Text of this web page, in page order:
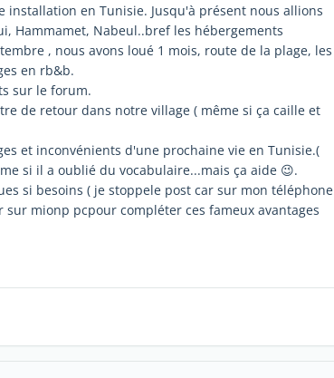
en Tunisie. Jusqu'à présent nous allions
Hammamet, Nabeul..bref les hébergements
, nous avons loué 1 mois, route de la plage, les
en rb&b.
sur le forum.
de retour dans notre village ( même si ça caille et
et inconvénients d'une prochaine vie en Tunisie.(
si il a oublié du vocabulaire...mais ça aide 😉.
si besoins ( je stoppele post car sur mon téléphone
sur mionp pcpour compléter ces fameux avantages